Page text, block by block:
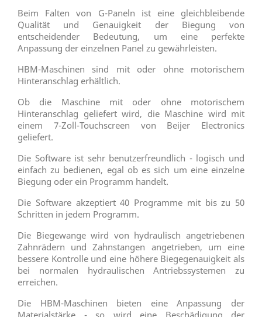
Beim Falten von G-Paneln ist eine gleichbleibende
Qualität und Genauigkeit der Biegung von
entscheidender Bedeutung, um eine perfekte
Anpassung der einzelnen Panel zu gewährleisten.
HBM-Maschinen sind mit oder ohne motorischem
Hinteranschlag erhältlich.
Ob die Maschine mit oder ohne motorischem
Hinteranschlag geliefert wird, die Maschine wird mit
einem 7-Zoll-Touchscreen von Beijer Electronics
geliefert.
Die Software ist sehr benutzerfreundlich - logisch und
einfach zu bedienen, egal ob es sich um eine einzelne
Biegung oder ein Programm handelt.
Die Software akzeptiert 40 Programme mit bis zu 50
Schritten in jedem Programm.
Die Biegewange wird von hydraulisch angetriebenen
Zahnrädern und Zahnstangen angetrieben, um eine
bessere Kontrolle und eine höhere Biegegenauigkeit als
bei normalen hydraulischen Antriebssystemen zu
erreichen.
Die HBM-Maschinen bieten eine Anpassung der